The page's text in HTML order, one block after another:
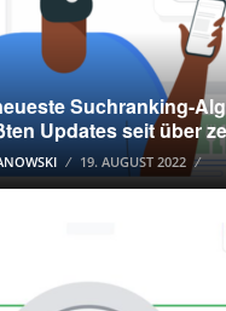
Suchranking-
Updates seit über
19. AUGUST 2022